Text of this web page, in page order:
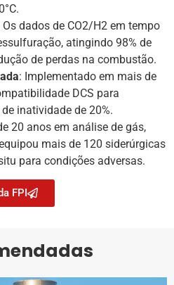
Os dados de CO2/H2 em tempo
atingindo 98% de
de perdas na combustão.
: Implementado em mais de
DCS para
inatividade de 20%.
20 anos em análise de gás,
mais de 120 siderúrgicas
para condições adversas.
FPI